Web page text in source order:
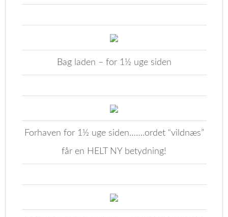
Bag laden – for 1½ uge siden
Forhaven for 1½ uge siden…….ordet “vildnæs”
får en HELT NY betydning!